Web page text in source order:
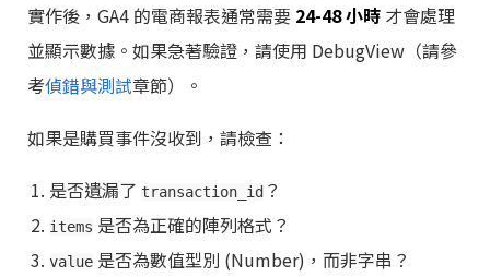
實作後，GA4 的電商報表通常需要 24-48 小時 才會處理
並顯示數據。如果急著驗證，請使用 DebugView（請參
考偵錯與測試章節）。
如果是購買事件沒收到，請檢查：
是否遺漏了 transaction_id ？
items 是否為正確的陣列格式？
value 是否為數值型別 (Number)，而非字串？